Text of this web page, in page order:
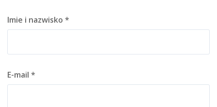
Imie i nazwisko *
E-mail *